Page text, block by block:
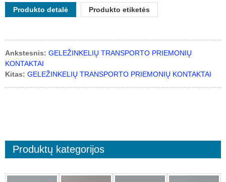
Produkto detalė Produkto etiketės
Ankstesnis: GELEŽINKELIŲ TRANSPORTO PRIEMONIŲ
KONTAKTAI
Kitas: GELEŽINKELIŲ TRANSPORTO PRIEMONIŲ KONTAKTAI
Produktų kategorijos